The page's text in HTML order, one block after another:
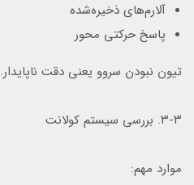
آلارم‌های ذخیره‌شده
پاسخ حرکتی محور
تیون نبودن سروو یعنی دقت ناپایدار.
۳-۳. بررسی سیستم کولانت
موارد مهم: